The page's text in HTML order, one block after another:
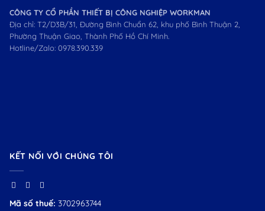
CÔNG TY CỔ PHẦN THIẾT BỊ CÔNG NGHIỆP WORKMAN
Địa chỉ: T2/D3B/31, Đường Bình Chuẩn 62, khu phố Bình Thuận 2,
Phường Thuận Giao, Thành Phố Hồ Chí Minh.
Hotline/Zalo: 0978.390.339
KẾT NỐI VỚI CHÚNG TÔI
Mã số thuế: 3702963744